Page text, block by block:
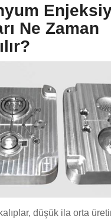
Ne Zaman
düşük ila orta